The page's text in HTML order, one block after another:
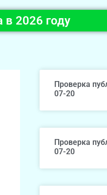
в 2026 году
Проверка
07-20
Проверка
07-20